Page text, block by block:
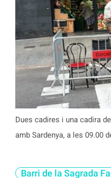
Dues cadires i una cadira
amb Sardenya, a les 09.00
Barri de la Sagrada